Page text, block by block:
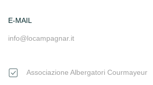
E-MAIL
info@locampagnar.it
Associazione Albergatori Courmayeur